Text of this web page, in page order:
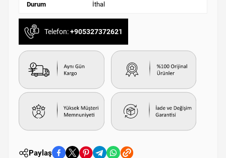
Durum İthal
Telefon:+905327372621
Paylaş